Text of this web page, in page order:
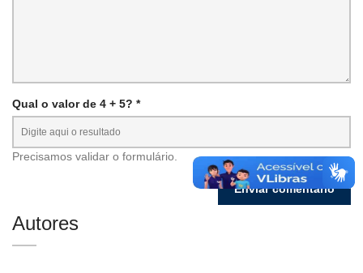
Qual o valor de 4 + 5? *
Precisamos validar o formulário.
Autores